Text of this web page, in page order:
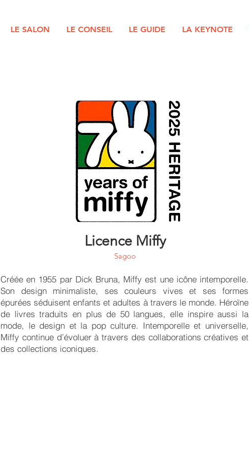
LE SALON LE CONSEIL LE GUIDE LA KEYNOTE
Licence Miffy
Sagoo
Créée en 1955 par Dick Bruna, Miffy est une icône intemporelle.
Son design minimaliste, ses couleurs vives et ses formes
épurées séduisent enfants et adultes à travers le monde. Héroïne
de livres traduits en plus de 50 langues, elle inspire aussi la
mode, le design et la pop culture. Intemporelle et universelle,
Miffy continue d’évoluer à travers des collaborations créatives et
des collections iconiques.